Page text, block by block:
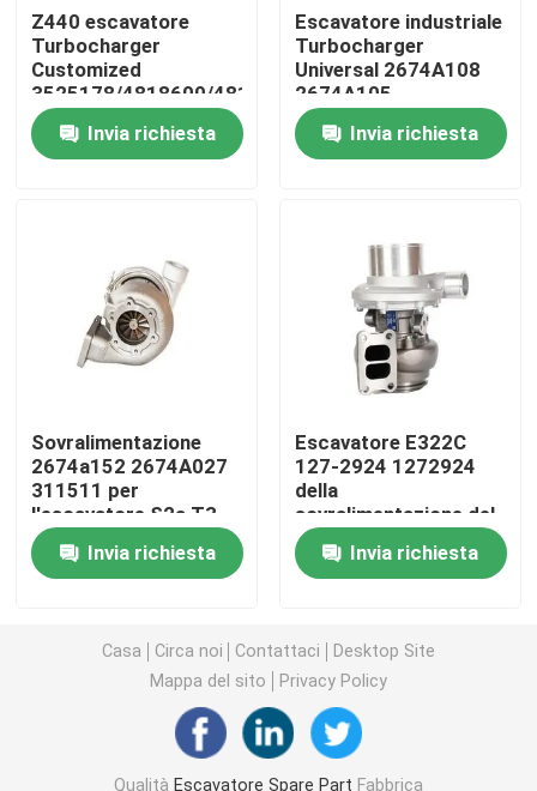
Contattici
Notizie
Richieda una citazione
CAT Spare Parts
Parti del motore Perkins
componenti del motore del deutz
Pezzi di ricambio del compressore d'aria
Pompa di iniezione del carburante diesel
Z440 escavatore
Turbocharger
Customized
3525178/4818600/4819760
Invia richiesta
Escavatore industriale
Turbocharger
Universal 2674A108
2674A105
Invia richiesta
Sovralimentazione
2674a152 2674A027
311511 per
l'escavatore S2a T3-
152
Invia richiesta
Escavatore E322C
127-2924 1272924
della
sovralimentazione del
motore diesel 3126
Invia richiesta
Casa Circa noi Contattaci
Desktop Site
Mappa del sito
Privacy Policy
Qualità Escavatore Spare Part Fabbrica